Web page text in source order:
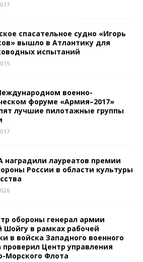
спасательное судно «Игорь
вышло в Атлантику для
испытаний
военно-
форуме «Армия–2017»
лучшие пилотажные группы
наградили лауреатов премии
России в области культуры
обороны генерал армии
Шойгу в рамках рабочей
в войска Западного военного
проверил Центр управления
Морского Флота